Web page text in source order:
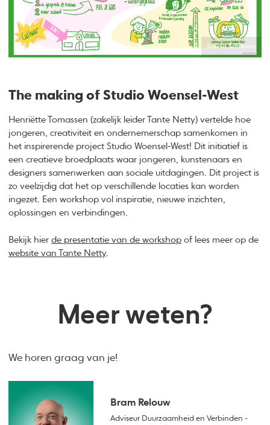
Saskia Schreven
The making of Studio Woensel-West
Henriëtte Tomassen (zakelijk leider Tante Netty) vertelde hoe
jongeren, creativiteit en ondernemerschap samenkomen in
het inspirerende project Studio Woensel-West! Dit initiatief is
een creatieve broedplaats waar jongeren, kunstenaars en
designers samenwerken aan sociale uitdagingen. Dit project is
zo veelzijdig dat het op verschillende locaties kan worden
ingezet. Een workshop vol inspiratie, nieuwe inzichten,
oplossingen en verbindingen.
Bekijk hierde presentatie van de workshop of lees meer op de
website van Tante Netty.
Meer weten?
We horen graag van je!
Bram Relouw
Adviseur Duurzaamheid en Verbinden -